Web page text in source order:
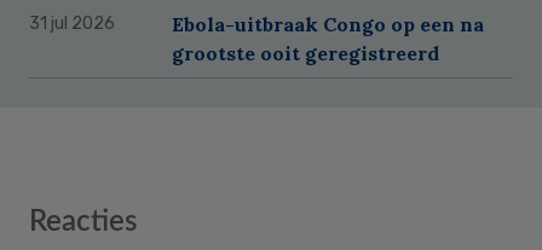
31 jul 2026
Ebola-uitbraak Congo op een na
grootste ooit geregistreerd
Reader
Reacties